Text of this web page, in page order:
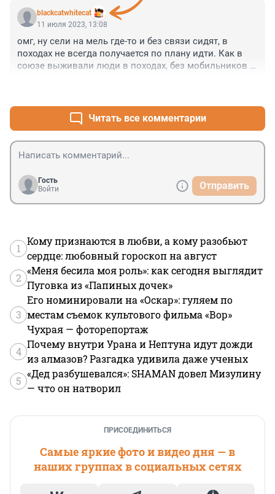
blackcatwhitecat
11 июля 2023, 13:08
омг, ну сели на мель где-то и без связи сидят, в
походах не всегда получается по плану идти. Как в
союзе выживали люди в походах, без мобильников
Читать все комментарии
Гость
Войти
Отправить
1
Кому признаются в любви, а кому разобьют
сердце: любовный гороскоп на август
2
«Меня бесила моя роль»: как сегодня выглядит
Пуговка из «Папиных дочек»
3
Его номинировали на «Оскар»: гуляем по
местам съемок культового фильма «Вор»
Чухрая — фоторепортаж
4
Почему внутри Урана и Нептуна идут дожди
из алмазов? Разгадка удивила даже ученых
5
«Дед разбушевался»: SHAMAN довел Мизулину
— что он натворил
ПРИСОЕДИНИТЬСЯ
Самые яркие фото и видео дня — в
наших группах в социальных сетях